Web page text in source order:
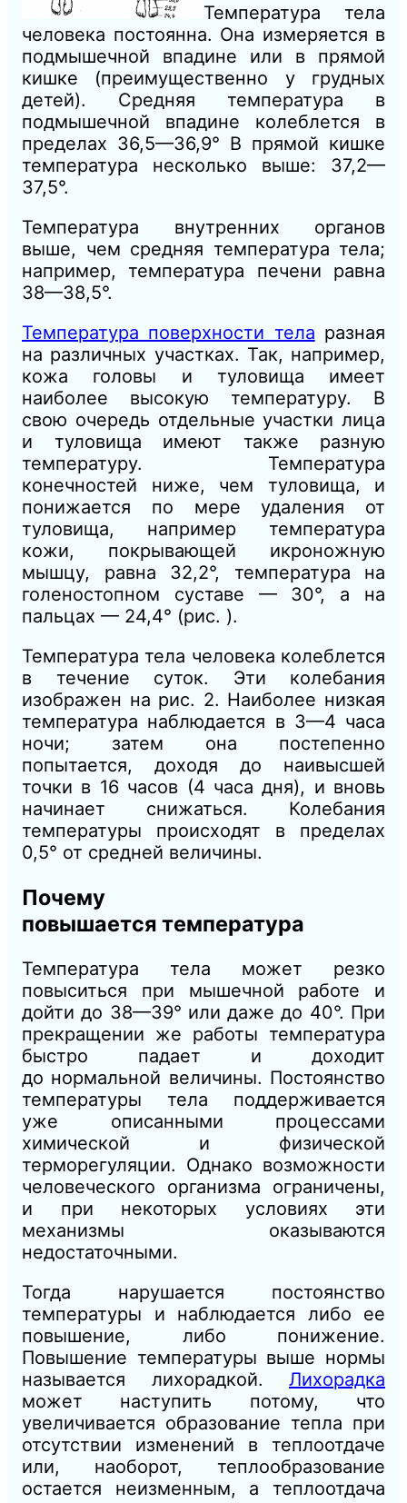
Температура тела
человека постоянна. Она измеряется в
подмышечной впадине или в прямой
кишке (преимущественно у грудных
детей). Средняя температура в
подмышечной впадине колеблется в
пределах 36,5—36,9° В прямой кишке
температура несколько выше: 37,2—
37,5°.
Температура внутренних органов
выше, чем средняя температура тела;
например, температура печени равна
38—38,5°.
Температура поверхности тела разная
на различных участках. Так, например,
кожа головы и туловища имеет
наиболее высокую температуру. В
свою очередь отдельные участки лица
и туловища имеют также разную
температуру. Температура
конечностей ниже, чем туловища, и
понижается по мере удаления от
туловища, например температура
кожи, покрывающей икроножную
мышцу, равна 32,2°, температура на
голеностопном суставе — 30°, а на
пальцах — 24,4° (рис. ).
Температура тела человека колеблется
в течение суток. Эти колебания
изображен на рис. 2. Наиболее низкая
температура наблюдается в 3—4 часа
ночи; затем она постепенно
попытается, доходя до наивысшей
точки в 16 часов (4 часа дня), и вновь
начинает снижаться. Колебания
температуры происходят в пределах
0,5° от средней величины.
Почему
повышается температура
Температура тела может резко
повыситься при мышечной работе и
дойти до 38—39° или даже до 40°. При
прекращении же работы температура
быстро падает и доходит
до нормальной величины. Постоянство
температуры тела поддерживается
уже описанными процессами
химической и физической
терморегуляции. Однако возможности
человеческого организма ограничены,
и при некоторых условиях эти
механизмы оказываются
недостаточными.
Тогда нарушается постоянство
температуры и наблюдается либо ее
повышение, либо понижение.
Повышение температуры выше нормы
называется лихорадкой. Лихорадка
может наступить потому, что
увеличивается образование тепла при
отсутствии изменений в теплоотдаче
или, наоборот, теплообразование
остается неизменным, а теплоотдача